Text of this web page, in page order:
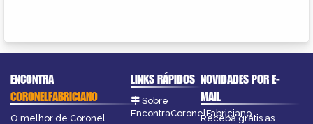
ENCONTRA
CORONELFABRICIANO
O melhor de Coronel
LINKS RÁPIDOS
Sobre
EncontraCoronelFabriciano
NOVIDADES POR E-
MAIL
Receba grátis as